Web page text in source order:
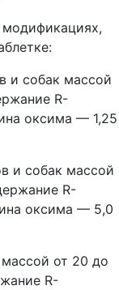
модификациях,
и собак массой
R-
оксима — 1,25
и собак массой
R-
оксима — 5,0
от 20 до
R-